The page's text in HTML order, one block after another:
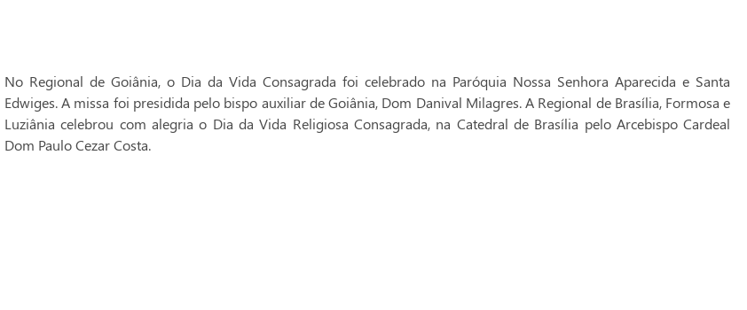
No Regional de Goiânia, o Dia da Vida Consagrada foi celebrado na Paróquia Nossa Senhora Aparecida e Santa
Edwiges. A missa foi presidida pelo bispo auxiliar de Goiânia, Dom Danival Milagres. A Regional de Brasília, Formosa e
Luziânia celebrou com alegria o Dia da Vida Religiosa Consagrada, na Catedral de Brasília pelo Arcebispo Cardeal
Dom Paulo Cezar Costa.